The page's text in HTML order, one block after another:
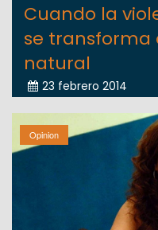
Cuando la
se transforma
natural
23 febrero 2014
Opinion